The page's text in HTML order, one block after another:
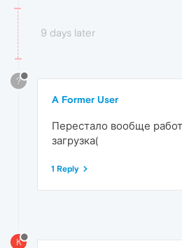
9 days later
?
A Former User
Перестало вообще
загрузка(
1 Reply
K